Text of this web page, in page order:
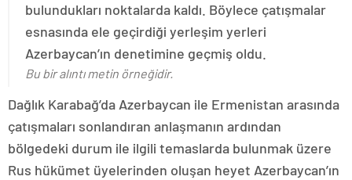
bulundukları noktalarda kaldı. Böylece çatışmalar
esnasında ele geçirdiği yerleşim yerleri
Azerbaycan’ın denetimine geçmiş oldu.
Bu bir alıntı metin örneğidir.
Dağlık Karabağ’da Azerbaycan ile Ermenistan arasında
çatışmaları sonlandıran anlaşmanın ardından
bölgedeki durum ile ilgili temaslarda bulunmak üzere
Rus hükümet üyelerinden oluşan heyet Azerbaycan’ın